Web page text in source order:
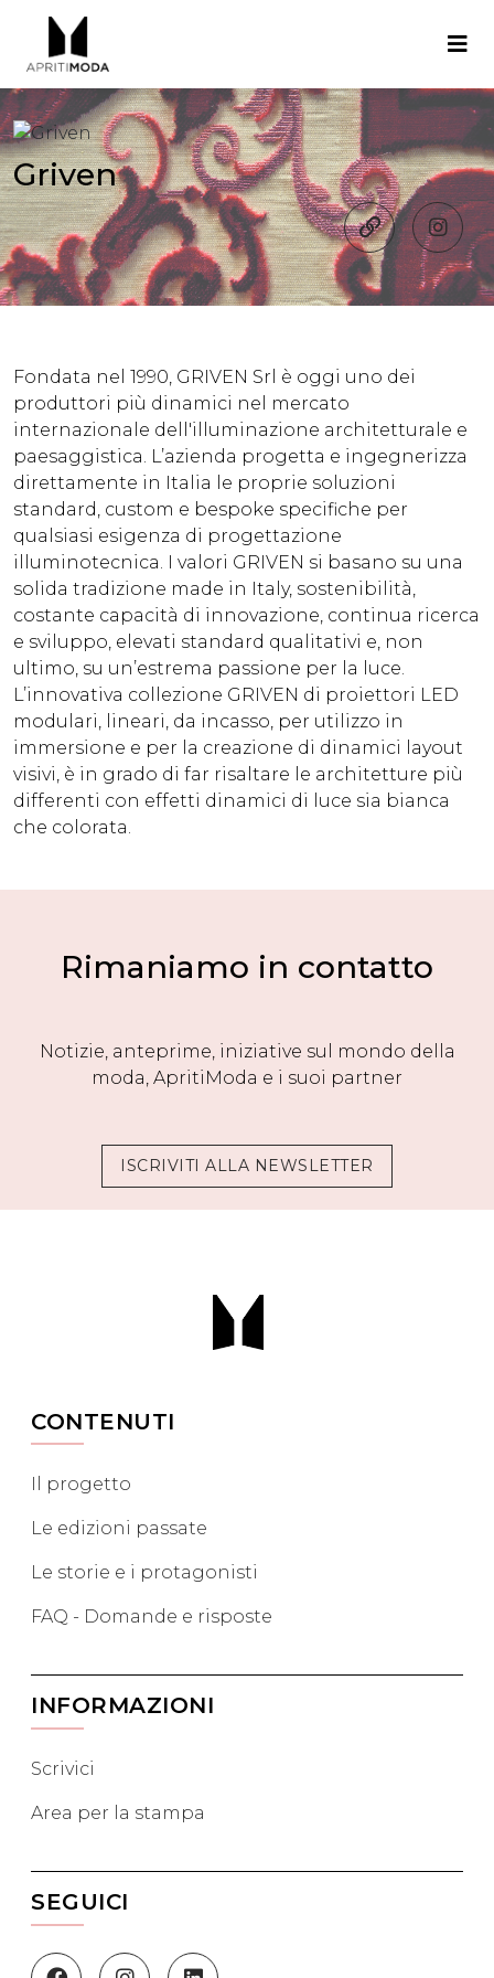
Griven
Fondata nel 1990, GRIVEN Srl è oggi uno dei
produttori più dinamici nel mercato
internazionale dell'illuminazione architetturale e
paesaggistica. L’azienda progetta e ingegnerizza
direttamente in Italia le proprie soluzioni
standard, custom e bespoke specifiche per
qualsiasi esigenza di progettazione
illuminotecnica. I valori GRIVEN si basano su una
solida tradizione made in Italy, sostenibilità,
costante capacità di innovazione, continua ricerca
e sviluppo, elevati standard qualitativi e, non
ultimo, su un’estrema passione per la luce.
L’innovativa collezione GRIVEN di proiettori LED
modulari, lineari, da incasso, per utilizzo in
immersione e per la creazione di dinamici layout
visivi, è in grado di far risaltare le architetture più
differenti con effetti dinamici di luce sia bianca
che colorata.
Rimaniamo in contatto
Notizie, anteprime, iniziative sul mondo della
moda, ApritiModa e i suoi partner
ISCRIVITI ALLA NEWSLETTER
CONTENUTI
Il progetto
Le edizioni passate
Le storie e i protagonisti
FAQ - Domande e risposte
INFORMAZIONI
Scrivici
Area per la stampa
SEGUICI